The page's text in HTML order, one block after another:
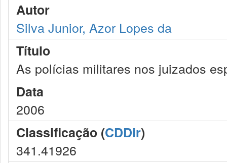
Autor
Silva Junior, Azor Lopes da
Título
As polícias militares nos juizados
Data
2006
Classificação (CDDir)
341.41926